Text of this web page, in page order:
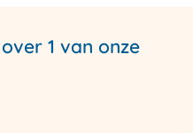
1 van onze